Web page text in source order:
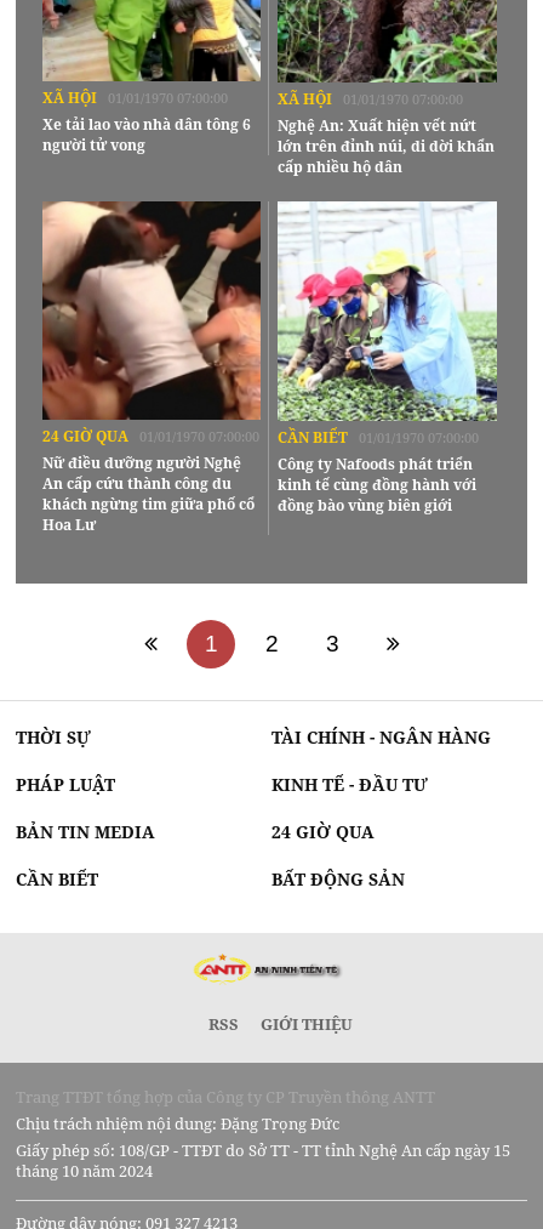
XÃ HỘI 01/01/1970 07:00:00
Xe tải lao vào nhà dân tông 6
người tử vong
XÃ HỘI 01/01/1970 07:00:00
Nghệ An: Xuất hiện vết nứt
lớn trên đỉnh núi, di dời khẩn
cấp nhiều hộ dân
24 GIỜ QUA 01/01/1970 07:00:00
Nữ điều dưỡng người Nghệ
An cấp cứu thành công du
khách ngừng tim giữa phố cổ
Hoa Lư
CẦN BIẾT 01/01/1970 07:00:00
Công ty Nafoods phát triển
kinh tế cùng đồng hành với
đồng bào vùng biên giới
1 2 3
THỜI SỰ TÀI CHÍNH - NGÂN HÀNG
PHÁP LUẬT KINH TẾ - ĐẦU TƯ
BẢN TIN MEDIA 24 GIỜ QUA
CẦN BIẾT BẤT ĐỘNG SẢN
RSS GIỚI THIỆU
Trang TTĐT tổng hợp của Công ty CP Truyền thông ANTT
Chịu trách nhiệm nội dung: Đặng Trọng Đức
Giấy phép số: 108/GP - TTĐT do Sở TT - TT tỉnh Nghệ An cấp ngày 15
tháng 10 năm 2024
Đường dây nóng: 091 327 4213